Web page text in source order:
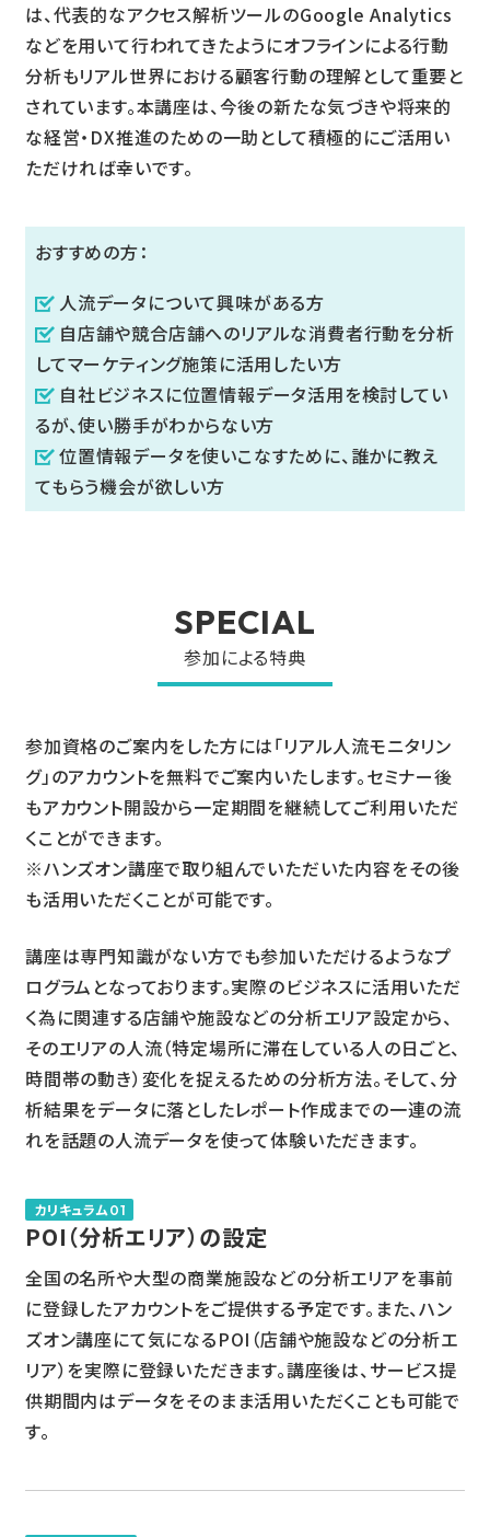
は、代表的なアクセス解析ツールのGoogle Analytics
などを用いて行われてきたようにオフラインによる行動
分析もリアル世界における顧客行動の理解として重要と
されています。本講座は、今後の新たな気づきや将来的
な経営・DX推進のための一助として積極的にご活用い
ただければ幸いです。
おすすめの方：
人流データについて興味がある方
自店舗や競合店舗へのリアルな消費者行動を分析
してマーケティング施策に活用したい方
自社ビジネスに位置情報データ活用を検討してい
るが、使い勝手がわからない方
位置情報データを使いこなすために、誰かに教え
てもらう機会が欲しい方
SPECIAL
参加による特典
参加資格のご案内をした方には「リアル人流モニタリン
グ」のアカウントを無料でご案内いたします。セミナー後
もアカウント開設から一定期間を継続してご利用いただ
くことができます。
※ハンズオン講座で取り組んでいただいた内容をその後
も活用いただくことが可能です。
講座は専門知識がない方でも参加いただけるようなプ
ログラムとなっております。実際のビジネスに活用いただ
く為に関連する店舗や施設などの分析エリア設定から、
そのエリアの人流（特定場所に滞在している人の日ごと、
時間帯の動き）変化を捉えるための分析方法。そして、分
析結果をデータに落としたレポート作成までの一連の流
れを話題の人流データを使って体験いただきます。
カリキュラム01
POI（分析エリア）の設定
全国の名所や大型の商業施設などの分析エリアを事前
に登録したアカウントをご提供する予定です。また、ハン
ズオン講座にて気になるPOI（店舗や施設などの分析エ
リア）を実際に登録いただきます。講座後は、サービス提
供期間内はデータをそのまま活用いただくことも可能で
す。